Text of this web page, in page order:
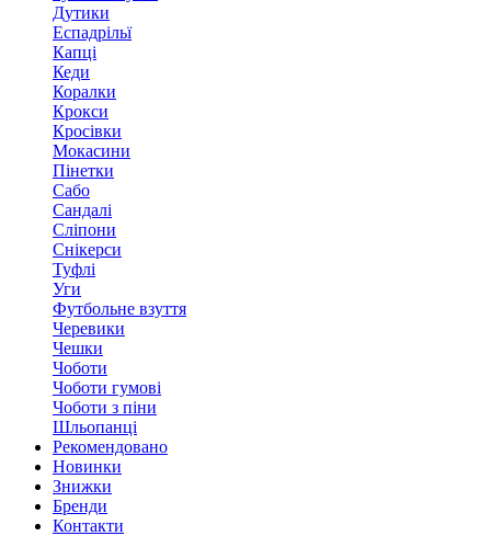
Дутики
Еспадрільї
Капці
Кеди
Коралки
Крокси
Кросівки
Мокасини
Пінетки
Сабо
Сандалі
Сліпони
Снікерси
Туфлі
Уги
Футбольне взуття
Черевики
Чешки
Чоботи
Чоботи гумові
Чоботи з піни
Шльопанці
Рекомендовано
Новинки
Знижки
Бренди
Контакти